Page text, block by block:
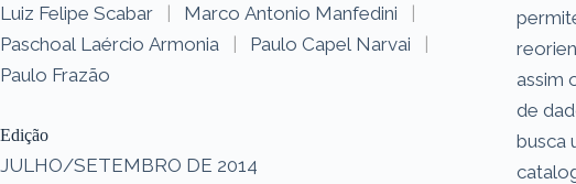
Luiz Felipe Scabar | Marco Antonio Manfedini
|
Paschoal Laércio Armonia
| Paulo Capel Narvai
|
Paulo Frazão
Edição
JULHO/SETEMBRO DE 2014
assim
de
busca